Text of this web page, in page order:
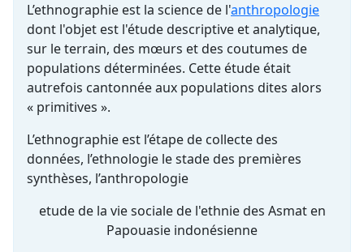
L’ethnographie est la science de l'anthropologie
dont l'objet est l'étude descriptive et analytique,
sur le terrain, des mœurs et des coutumes de
populations déterminées. Cette étude était
autrefois cantonnée aux populations dites alors
« primitives ».
L’ethnographie est l’étape de collecte des
données, l’ethnologie le stade des premières
synthèses, l’anthropologie
etude de la vie sociale de l'ethnie des Asmat en
Papouasie indonésienne